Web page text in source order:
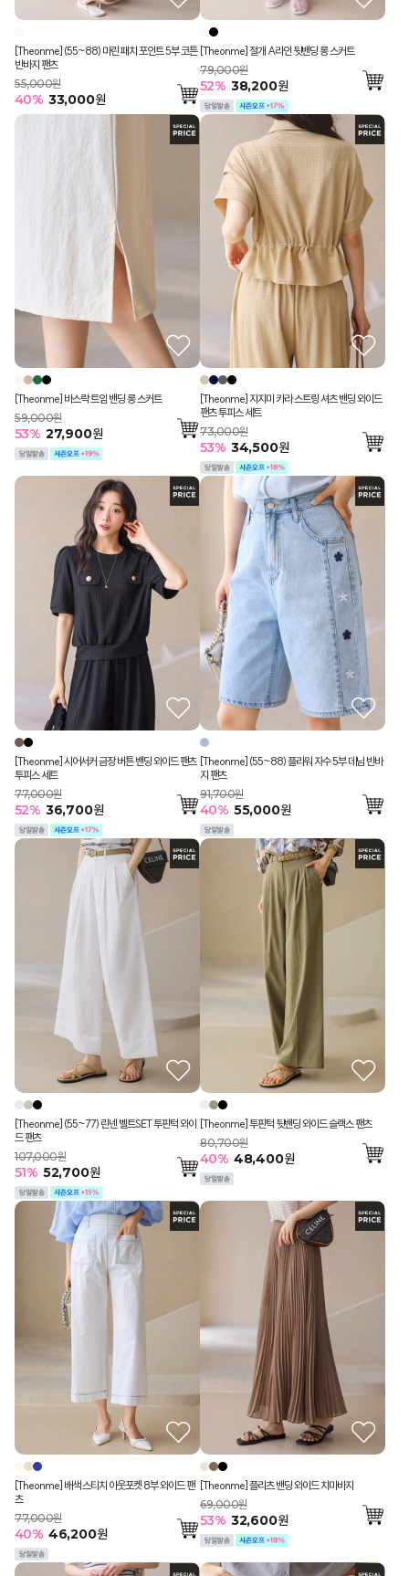
[Theonme] (55~88) 마린 패치 포인트 5부 코튼
반바지 팬츠
55,000원
40% 33,000원
[Theonme] 절개 A라인 뒷밴딩 롱 스커트
79,000원
52% 38,200원
[Theonme] 바스락 트임 밴딩 롱 스커트
59,000원
53% 27,900원
[Theonme] 지지미 카라 스트링 셔츠 밴딩 와이드
팬츠 투피스 세트
73,000원
53% 34,500원
[Theonme] 시어서커 금장 버튼 밴딩 와이드 팬츠
투피스 세트
77,000원
52% 36,700원
[Theonme] (55~88) 플라워 자수 5부 데님 반바
지 팬츠
91,700원
40% 55,000원
[Theonme] (55~77) 린넨 벨트SET 투핀턱 와이
드 팬츠
107,000원
51% 52,700원
[Theonme] 투핀턱 뒷밴딩 와이드 슬랙스 팬츠
80,700원
40% 48,400원
[Theonme] 배색 스티치 아웃포켓 8부 와이드 팬
츠
77,000원
40% 46,200원
[Theonme] 플리츠 밴딩 와이드 치마바지
69,000원
53% 32,600원